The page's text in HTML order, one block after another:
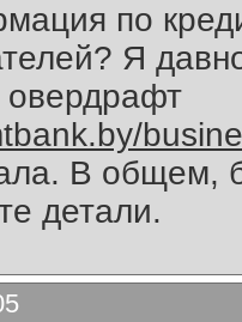
по
Я
овердрафт
В общем,
детали.